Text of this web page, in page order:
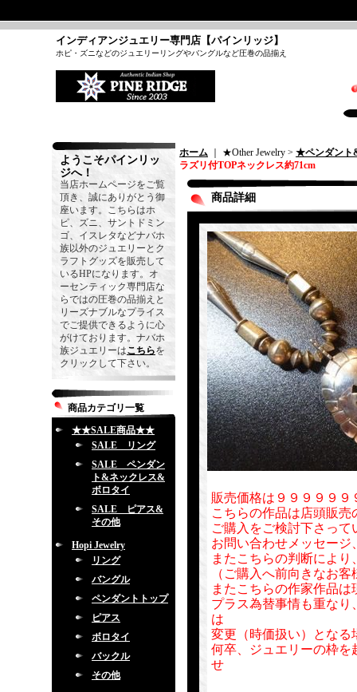
インディアンジュエリー専門店【パインリッジ】
ホピ・ズニなどのジュエリーリングやバングルなど圧巻の品揃え
ようこそパインリッ
ジへ！
当店ホームページをご覧
頂き、誠にありがとう御
座います。こちらはホ
ピ、ズニ、サントドミン
ゴ、イスレタなどナバホ
族以外のジュエリーとク
ラフトグッズを販売して
いるHPになります。オ
ーセンティック専門店な
らではの圧巻の品揃えと
リーズナブルなプライス
でご提供できるように心
がけております。ナバホ
族ジュエリーはこちらを
クリックして下さい。
商品カテゴリ一覧
★★SALE商品★★
SALE リング
SALE ペンダン
ト&ネックレス&
ボロタイ
SALE ピアス&
その他
Hopi Jewelry
リング
バングル
ペンダントトップ
ピアス
ボロタイ
バックル
その他
ホーム ｜ ★Other Jewelry > ★ペンダント
ラズリ付TOPネックレス約71cm
商品詳細
販売価格は９９９９９
こちらの作品は店頭販
ご購入をご検討下さっ
お問い合わせメッセー
またこちらの判断によ
（ご購入へ前向きなお
またこちらの作家作品
プラス為替事情も重な
は
変更（時価扱い）となる
何卒、ジュエリーの枠を
せ